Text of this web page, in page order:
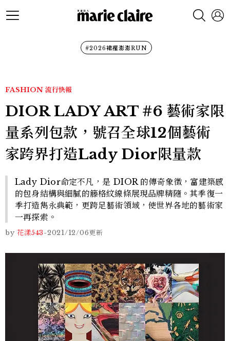
#2026裙襬澎澎RUN
FASHION 流行快報
DIOR LADY ART #6 藝術家限
量系列包款，號召全球12個藝術
家跨界打造Lady Dior限量款
Lady Dior命定不凡，是 DIOR 的傳奇象徵，富建築感
的包身結構與細膩的籐格紋線條展現品牌精隨。其季復一
季打造雋永典範，更跨足藝術領域，使世界各地的藝術家
一再探索。
by 花漾543-2021/12/06更新